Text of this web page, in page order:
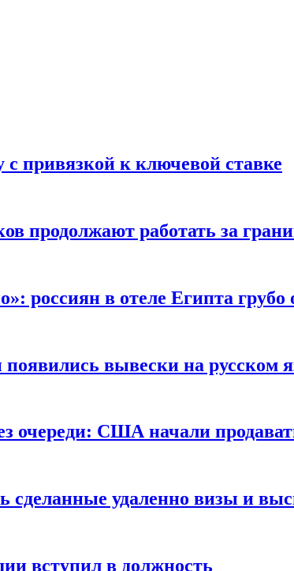
с привязкой к ключевой ставке
продолжают работать за
россиян в отеле Египта
вывески на русском
очереди: США начали
сделанные удаленно визы и
вступил в должность